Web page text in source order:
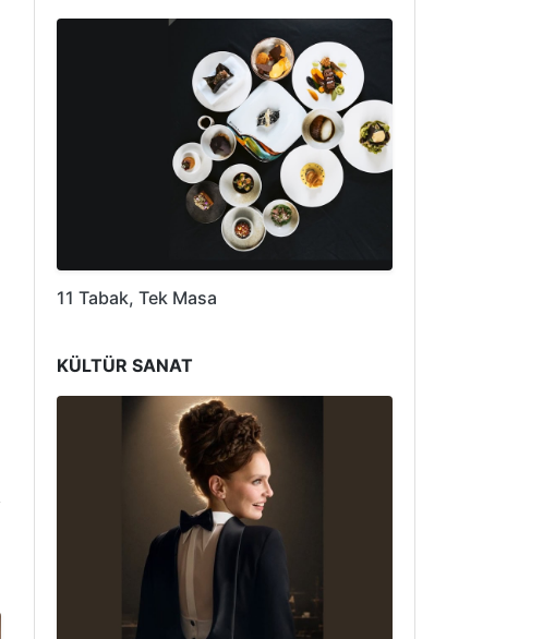
11 Tabak, Tek Masa
KÜLTÜR SANAT